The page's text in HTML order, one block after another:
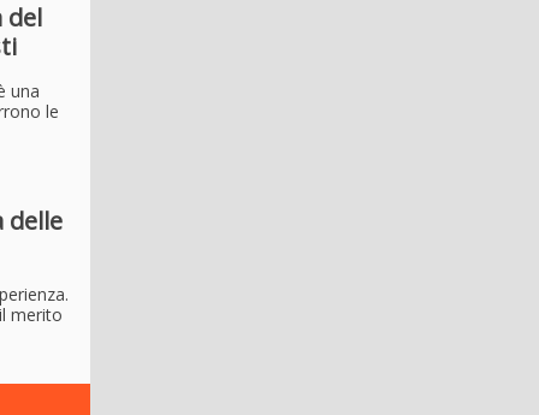
del
una
le
delle
merito